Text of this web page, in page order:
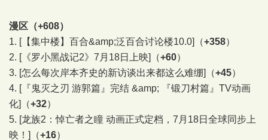
漫区（+608）
1. [【集中楼】百合&amp;泛百合讨论楼10.0] （+358）
2. [《罗小黑战记2》7月18日上映] （+60）
3. [怎么每次岸本齐史的新访谈出来都这么难绷] （+45）
4. [『鬼灭之刃 游郭篇』完结 &amp; 『锻刀村篇』TV动画
化]
（+32）
5. [龙族2：悼亡者之瞳 动画正式定档，7月18日全球同步上
映！]
（+16）